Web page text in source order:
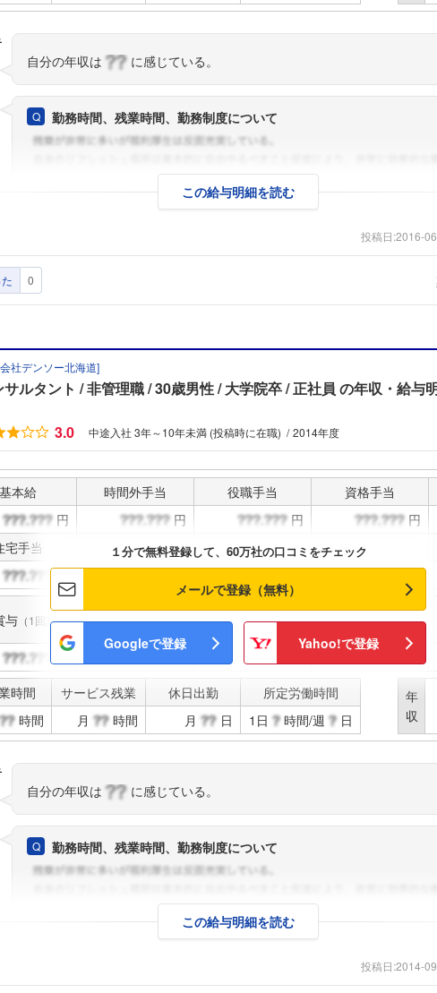
自分の年収は
に感じている。
勤務時間、残業時間、勤務制度について
この給与明細を読む
投稿日:2016-
0
社デンソー北海道]
サルタント 非管理職 30歳男性 大学院卒 正社員 の年収・給与
3.0
中途入社 3年～10年未満 (投稿時に在職) 2014年度
基本給 時間外手当 役職手当
資格手当
円
円 円
円
宅手当
家族手当 通勤手当 その他手当
与 （1回計） インセンティブ賞与 決算賞与
時間 サービス残業 休日出勤
所定労働時間
時間 月 時間 月 日 1日 時間/週 日
年
収
１分で無料登録して、60万社の口コミをチェック
メールで登録（無料）
Googleで登録 Yahoo!で登録
自分の年収は
に感じている。
勤務時間、残業時間、勤務制度について
この給与明細を読む
投稿日:2014-